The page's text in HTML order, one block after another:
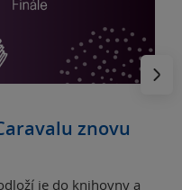
znovu
je do knihovny a